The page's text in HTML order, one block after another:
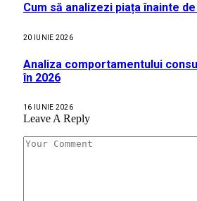
Cum să analizezi piața înainte
20 IUNIE 2026
Analiza comportamentului
în 2026
16 IUNIE 2026
Leave A Reply